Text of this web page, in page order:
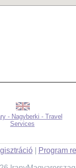
- Nagyberki - Travel
Services
| Program